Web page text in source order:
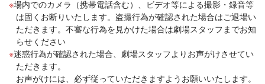
場内でのカメラ（携帯電話含む）、ビデオ等による撮影・録音等
は固くお断りいたします。盗撮行為が確認された場合はご退場い
ただきます。不審な行為を見かけた場合は劇場スタッフまでお知
らせください
迷惑行為が確認された場合、劇場スタッフよりお声がけさせてい
ただきます。
お声がけには、必ず従っていただきますようお願いいたします。